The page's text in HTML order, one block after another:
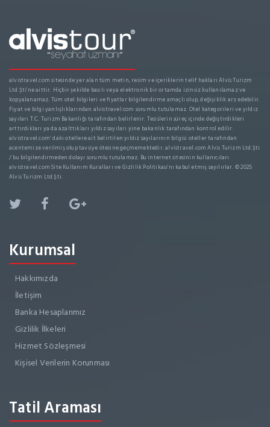
alvistravel.com sitesinde yer alan tüm metin, resim ve içeriklerin telif hakları Alvis Turizm
Ltd.Şti'ne aittir. Hiçbir şekilde basılı veya elektronik bir ortamda izinsiz kullanılamaz ve
kopyalanamaz. Tüm otel bilgileri ve fiyatlar bilgilendirme amaçlı olup, değişiklik arz edebilir.
Fiyat ve bilgi yanlışlıklarından alvistravel.com sorumlu tutulamaz. Otel kategorileri ve yıldız
sayıları T.C. Turizm Bakanlığı tarafından belirlenir. Tesislerin süreç içinde değiştirdikleri
arttırdıkları ya da azalttıkları yıldız sayıları yine bakanlık tarafından kontrol edilir.
alvistravel.com’ daki otellere ait belirtilen yıldız sayılarının bilgisi oteller tarafından
acentemize verilmiş olup tavsiye ötesine geçmemektedir. alvistravel.com Alvis Turizm Ltd.Şti
/ bu bilgilendirmeden dolayı sorumlu tutulamaz. Bu internet sitesinin kullanıcıları
alvistravel.com Site Kullanım Kuralları ve Gizlilik Politikası'nı kabul etmiş sayılırlar. © 2025
Alvis Turizm Ltd.Şti.
Kurumsal
Hakkımızda
İletişim
Banka Hesaplarımız
Gizlilik İlkeleri
Hizmet Sözleşmesi
Kişisel Verilerin Korunması
Tatil Araması